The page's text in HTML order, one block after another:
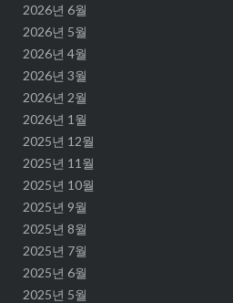
2026년 6월
2026년 5월
2026년 4월
2026년 3월
2026년 2월
2026년 1월
2025년 12월
2025년 11월
2025년 10월
2025년 9월
2025년 8월
2025년 7월
2025년 6월
2025년 5월